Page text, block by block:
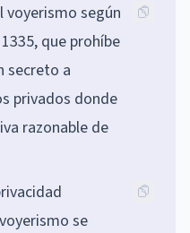
voyerismo según
que prohíbe
secreto a
privados donde
razonable de
se